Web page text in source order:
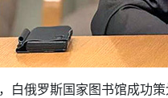
白俄罗斯国家图书馆成功